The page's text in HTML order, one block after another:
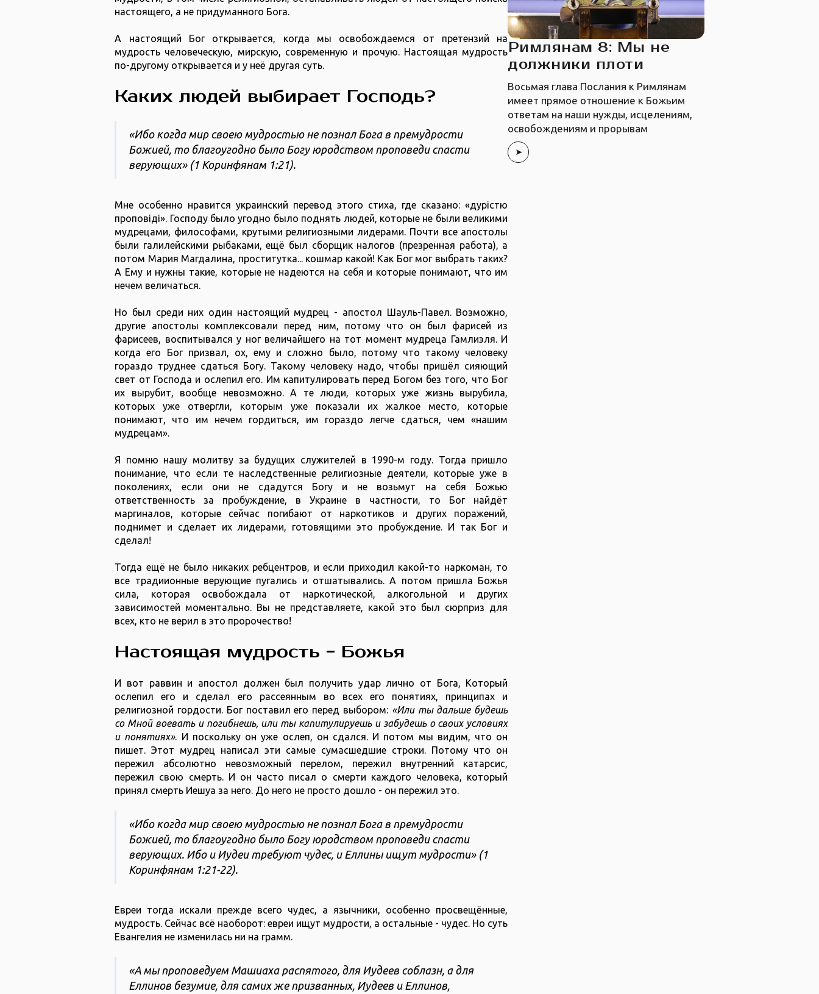
настоящего, а не придуманного Бога.
А настоящий Бог открывается, когда мы освобождаемся от претензий на
мудрость человеческую, мирскую, современную и прочую. Настоящая мудрость
по-другому открывается и у неё другая суть.
Каких людей выбирает Господь?
«Ибо когда мир своею мудростью не познал Бога в премудрости
Божией, то благоугодно было Богу юродством проповеди спасти
верующих» (1 Коринфянам‬ ‭1‬:‭21‬).
Мне особенно нравится украинский перевод этого стиха, где сказано: «дурістю
проповіді». Господу было угодно было поднять людей, которые не были великими
мудрецами, философами, крутыми религиозными лидерами. Почти все апостолы
были галилейскими рыбаками, ещё был сборщик налогов (презренная работа), а
потом Мария Магдалина, проститутка... кошмар какой! Как Бог мог выбрать таких?
А Ему и нужны такие, которые не надеются на себя и которые понимают, что им
нечем величаться.
Но был среди них один настоящий мудрец - апостол Шауль-Павел. Возможно,
другие апостолы комплексовали перед ним, потому что он был фарисей из
фарисеев, воспитывался у ног величайшего на тот момент мудреца Гамлиэля. И
когда его Бог призвал, ох, ему и сложно было, потому что такому человеку
гораздо труднее сдаться Богу. Такому человеку надо, чтобы пришёл сияющий
свет от Господа и ослепил его. Им капитулировать перед Богом без того, что Бог
их вырубит, вообще невозможно. А те люди, которых уже жизнь вырубила,
которых уже отвергли, которым уже показали их жалкое место, которые
понимают, что им нечем гордиться, им гораздо легче сдаться, чем «нашим
мудрецам».
Я помню нашу молитву за будущих служителей в 1990-м году. Тогда пришло
понимание, что если те наследственные религиозные деятели, которые уже в
поколениях, если они не сдадутся Богу и не возьмут на себя Божью
ответственность за пробуждение, в Украине в частности, то Бог найдёт
маргиналов, которые сейчас погибают от наркотиков и других поражений,
поднимет и сделает их лидерами, готовящими это пробуждение. И так Бог и
сделал!
Тогда ещё не было никаких ребцентров, и если приходил какой-то наркоман, то
все традиионные верующие пугались и отшатывались. А потом пришла Божья
сила, которая освобождала от наркотической, алкогольной и других
зависимостей моментально. Вы не представляете, какой это был сюрприз для
всех, кто не верил в это пророчество!
Настоящая мудрость - Божья
И вот раввин и апостол должен был получить удар лично от Бога, Который
ослепил его и сделал его рассеянным во всех его понятиях, принципах и
религиозной гордости. Бог поставил его перед выбором: «Или ты дальше будешь
со Мной воевать и погибнешь, или ты капитулируешь и забудешь о своих условиях
и понятиях». И поскольку он уже ослеп, он сдался. И потом мы видим, что он
пишет. Этот мудрец написал эти самые сумасшедшие строки. Потому что он
пережил абсолютно невозможный перелом, пережил внутренний катарсис,
пережил свою смерть. И он часто писал о смерти каждого человека, который
принял смерть Иешуа за него. До него не просто дошло - он пережил это.
«Ибо когда мир своею мудростью не познал Бога в премудрости
Божией, то благоугодно было Богу юродством проповеди спасти
верующих. Ибо и Иудеи требуют чудес, и Еллины ищут мудрости» (1
Коринфянам‬ ‭1‬:‭21‬-‭22).
Евреи тогда искали прежде всего чудес, а язычники, особенно просвещённые,
мудрость. Сейчас всё наоборот: евреи ищут мудрости, а остальные - чудес. Но суть
Евангелия не изменилась ни на грамм.
«А мы проповедуем Машиаха распятого, для Иудеев соблазн, а для
Еллинов безумие, для самих же призванных, Иудеев и Еллинов,
Римлянам 8: Мы не
должники плоти
Восьмая глава Послания к Римлянам
имеет прямое отношение к Божьим
ответам на наши нужды, исцелениям,
освобождениям и прорывам